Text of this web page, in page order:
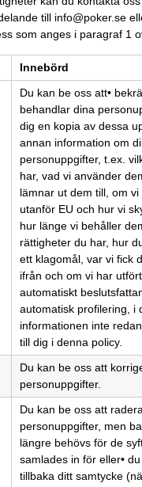
till info@poker.se
som anges i paragraf 1
Innebörd
Du kan be oss att•
behandlar dina
dig en kopia av dessa
annan information om
personuppgifter, t.ex.
har, vad vi använder
lämnar ut dem till, om vi
utanför EU och hur vi
hur länge vi behåller
rättigheter du har, hur
ett klagomål, var vi fick
ifrån och om vi har
automatiskt
automatisk profilering, i
informationen inte
till dig i denna policy.
Du kan be oss att
personuppgifter.
Du kan be oss att
personuppgifter, men
längre behövs för de
samlades in för eller•
tillbaka ditt samtycke